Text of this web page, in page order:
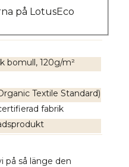
bomull, 120g/m²
Textile Standard)
fabrik
på så länge den